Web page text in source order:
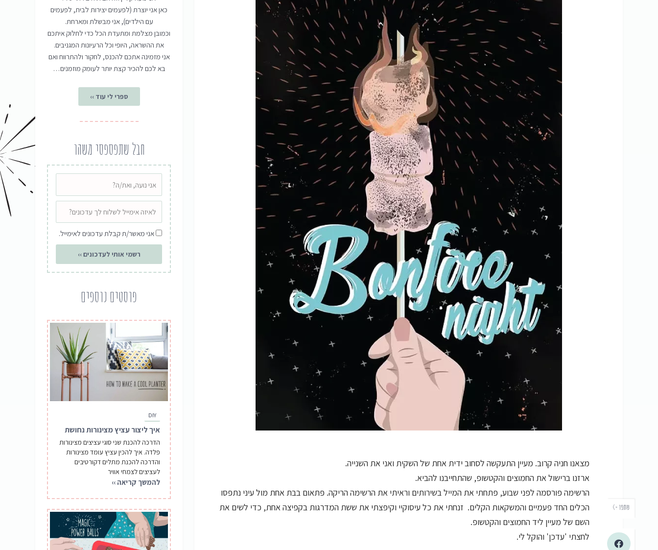
שתפו -›
מצאנו חניה קרוב. מעיין התעקשה לסחוב ידית אחת של השקית ואני את השנייה.
ארזנו ברישול את החמוצים והקטשופ, שהתחייבנו להביא.
הרשימה פורסמה לפני שבוע, פתחתי את המייל בשירותים וראיתי את הרשימה הריקה. פתאום בבת אחת מול עיני נתפסו
הכלים החד פעמיים והמשקאות הקלים. זנחתי את כל עיסוקיי וקיפצתי את ששת המדרגות בקפיצה אחת, כדי לשים את
השם של מעיין ליד החמוצים והקטשופ.
לחצתי 'עדכן' והוקל לי.
כאן אני יוצרת (לפעמים יצירות לבית, לפעמים
עם הילדים), אני מבשלת ומארחת.
וכמובן מצלמת ומתעדת הכל כדי לחלוק איתכם
את ההשראה, היופי וכל הרעיונות המגניבים.
אני מזמינה אתכם להכנס, לחקור ולהתרווח ואם
בא לכם להכיר קצת יותר לעומק מוזמנים…
ספרי לי עוד ››
חבל שתפספסי משהו
שדה
הסכמה
אני מאשר/ת קבלת עדכונים לאימייל.
רשמי אותי לעדכונים ››
פוסטים נוספים
DIY
איך ליצור עציץ מצינורות נחושת
הדרכה להכנת שני סוגי עציצים מצינורות
פלדה. איך להכין עציץ עומד מצינורות
והדרכה להכנת מתלים דקורטיבים
לעציצים לצמחי אוויר
להמשך קריאה ››